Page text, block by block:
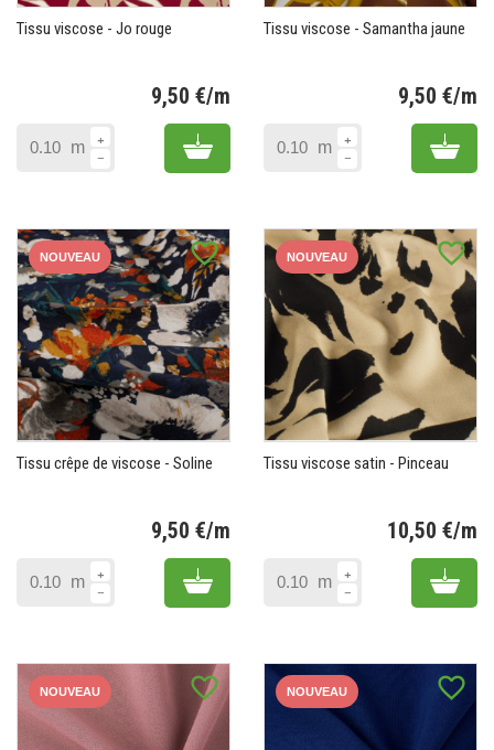
Tissu viscose - Jo rouge
9,50 €/m
m Add to cart
Tissu viscose - Samantha jaune
9,50 €/m
m Add
favorite_border
NOUVEAU
Tissu crêpe de viscose - Soline
9,50 €/m
m Add to cart
favorite_border
NOUVEAU
Tissu viscose satin - Pinceau
10,50 €/m
m Add
favorite_border
NOUVEAU favorite_border
NOUVEAU